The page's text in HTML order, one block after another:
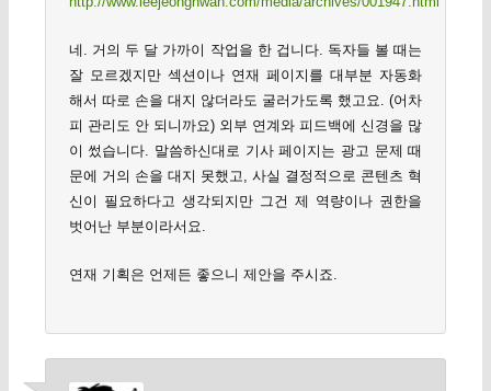
네. 거의 두 달 가까이 작업을 한 겁니다. 독자들 볼 때는
잘 모르겠지만 섹션이나 연재 페이지를 대부분 자동화
해서 따로 손을 대지 않더라도 굴러가도록 했고요. (어차
피 관리도 안 되니까요) 외부 연계와 피드백에 신경을 많
이 썼습니다. 말씀하신대로 기사 페이지는 광고 문제 때
문에 거의 손을 대지 못했고, 사실 결정적으로 콘텐츠 혁
신이 필요하다고 생각되지만 그건 제 역량이나 권한을
벗어난 부분이라서요.
연재 기획은 언제든 좋으니 제안을 주시죠.